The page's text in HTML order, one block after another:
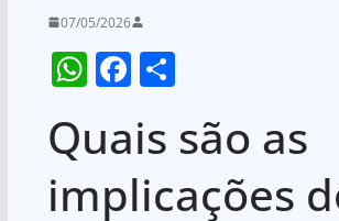
07/05/2026
W
at
A
F
c
e
b
S
ar
Quais são as
implicações